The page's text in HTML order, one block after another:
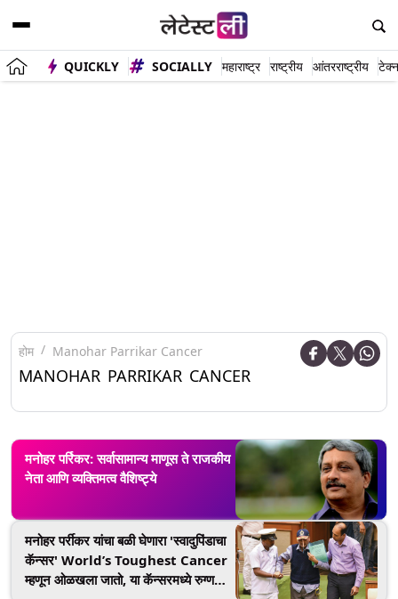
QUICKLY SOCIALLY महाराष्ट्र राष्ट्रीय आंतरराष्ट्रीय
होम Manohar Parrikar Cancer
MANOHAR PARRIKAR CANCER
मनोहर पर्रिकर: सर्वासामान्य माणूस ते राजकीय
नेता आणि व्यक्तिमत्व वैशिष्ट्ये
मनोहर पर्रीकर यांचा बळी घेणारा 'स्वादुपिंडाचा
कॅन्सर' World’s Toughest Cancer
म्हणून ओळखला जातो, या कॅन्सरमध्ये रुग्ण